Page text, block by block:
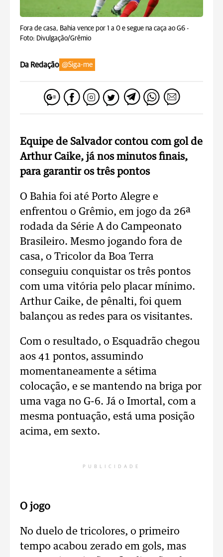
Fora de casa, Bahia vence por 1 a 0 e segue na caça ao G6 -
Foto: Divulgação/Grêmio
Da Redação @Siga-me
Equipe de Salvador contou com gol de
Arthur Caike, já nos minutos finais,
para garantir os três pontos
O Bahia foi até Porto Alegre e
enfrentou o Grêmio, em jogo da 26ª
rodada da Série A do Campeonato
Brasileiro. Mesmo jogando fora de
casa, o Tricolor da Boa Terra
conseguiu conquistar os três pontos
com uma vitória pelo placar mínimo.
Arthur Caike, de pênalti, foi quem
balançou as redes para os visitantes.
Com o resultado, o Esquadrão chegou
aos 41 pontos, assumindo
momentaneamente a sétima
colocação, e se mantendo na briga por
uma vaga no G-6. Já o Imortal, com a
mesma pontuação, está uma posição
acima, em sexto.
PUBLICIDADE
O jogo
No duelo de tricolores, o primeiro
tempo acabou zerado em gols, mas